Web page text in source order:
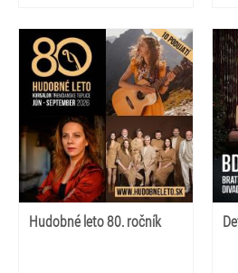
Hudobné leto 80. ročník